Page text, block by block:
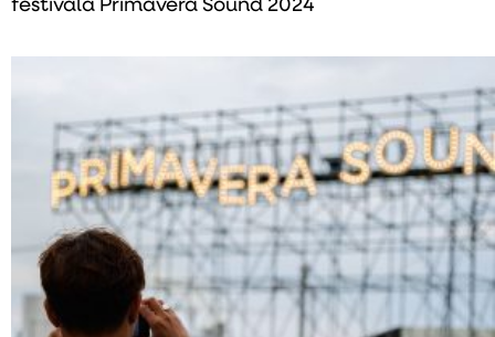
festivala Primavera Sound 2024